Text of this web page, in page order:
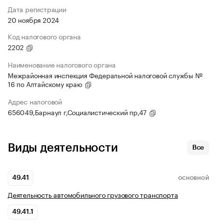
Дата регистрации
20 ноября 2024
Код налогового органа
2202
Наименование налогового органа
Межрайонная инспекция Федеральной налоговой службы №
16 по Алтайскому краю
Адрес налоговой
656049,Барнаул г,Социалистический пр,47
Виды деятельности Все
49.41 ОСНОВНОЙ
Деятельность автомобильного грузового транспорта
49.41.1